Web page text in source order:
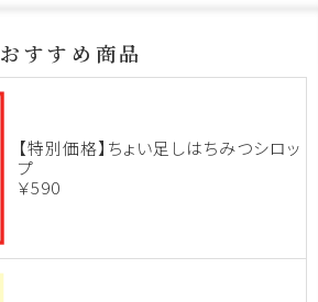
おすすめ商品
【特別価格】ちょい足しはちみつシロッ
プ
￥590